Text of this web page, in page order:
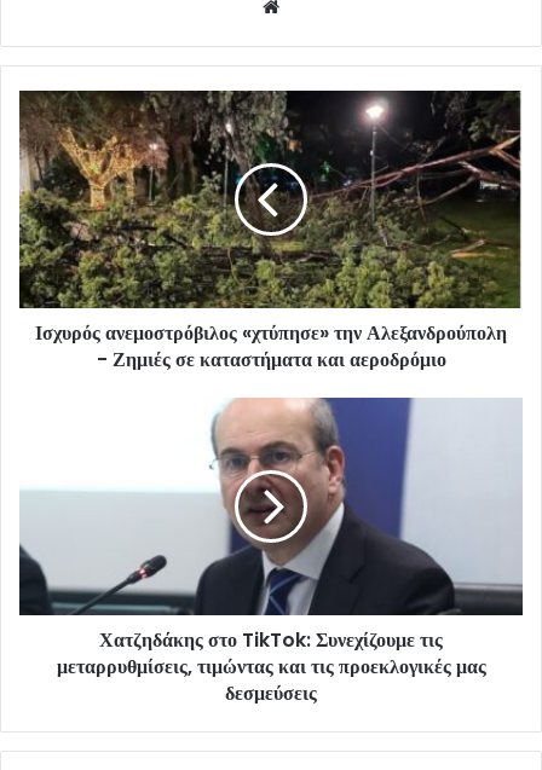
Ισχυρός ανεμοστρόβιλος «χτύπησε» την Αλεξανδρούπολη
- Ζημιές σε καταστήματα και αεροδρόμιο
Χατζηδάκης στο TikTok: Συνεχίζουμε τις
μεταρρυθμίσεις, τιμώντας και τις προεκλογικές μας
δεσμεύσεις